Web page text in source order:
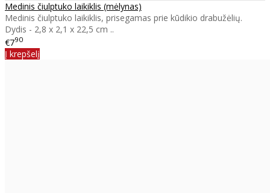
Medinis čiulptuko laikiklis (mėlynas)
Medinis čiulptuko laikiklis, prisegamas prie kūdikio drabužėlių.
Dydis - 2,8 x 2,1 x 22,5 cm ..
€790
Į krepšelį